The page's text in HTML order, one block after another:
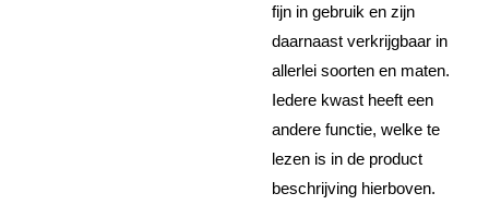
fijn in gebruik en zijn
daarnaast verkrijgbaar in
allerlei soorten en maten.
Iedere kwast heeft een
andere functie, welke te
lezen is in de product
beschrijving hierboven.